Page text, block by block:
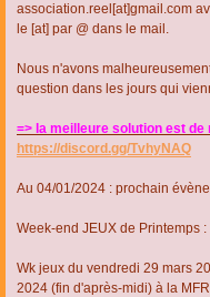
association.reel[at]gmail.com
le [at] par @ dans le mail.
Nous n'avons
question dans les jours qui
=> la meilleure solution est
https://discord.gg/TvhyNAQ
Au 04/01/2024 : prochain
Week-end JEUX de Printemps :
Wk jeux du vendredi 29 mars
2024 (fin d'après-midi) à la